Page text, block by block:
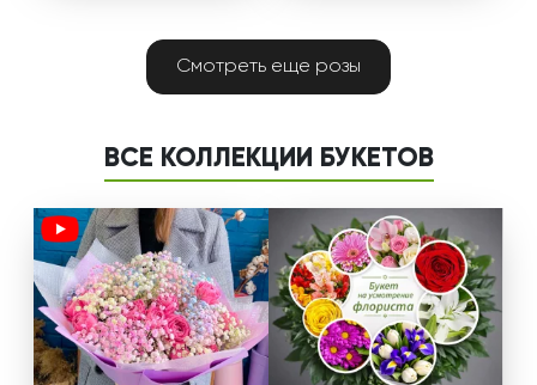
Смотреть еще розы
ВСЕ КОЛЛЕКЦИИ БУКЕТОВ